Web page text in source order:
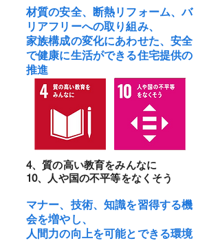
材質の安全、断熱リフォーム、バ
リアフリーへの取り組み、
家族構成の変化にあわせた、安全
で健康に生活ができる住宅提供の
推進
4、質の高い教育をみんなに
10、人や国の不平等をなくそう
マナー、技術、知識を習得する機
会を増やし、
人間力の向上を可能とできる環境